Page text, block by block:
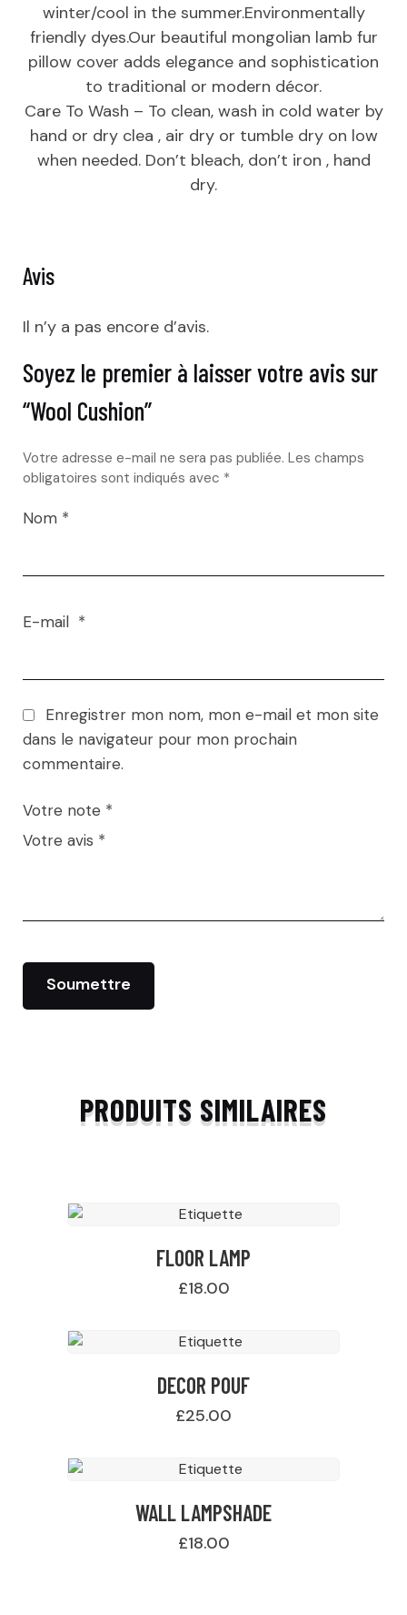
winter/cool in the summer.Environmentally
friendly dyes.Our beautiful mongolian lamb fur
pillow cover adds elegance and sophistication
to traditional or modern décor.
Care To Wash – To clean, wash in cold water by
hand or dry clea , air dry or tumble dry on low
when needed. Don’t bleach, don’t iron , hand
dry.
Avis
Il n’y a pas encore d’avis.
Soyez le premier à laisser votre avis sur
“Wool Cushion”
Votre adresse e-mail ne sera pas publiée. Les champs
obligatoires sont indiqués avec *
Nom *
E-mail *
Enregistrer mon nom, mon e-mail et mon site
dans le navigateur pour mon prochain
commentaire.
Votre note *
Votre avis *
PRODUITS SIMILAIRES
FLOOR LAMP
£18.00
DECOR POUF
£25.00
WALL LAMPSHADE
£18.00